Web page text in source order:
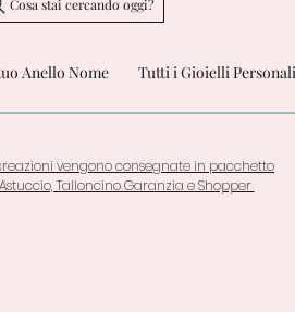
Cosa stai cercando oggi?
Anello Nome Tutti i Gioielli
vengono consegnate in pacchetto
Talloncino Garanzia e Shopper